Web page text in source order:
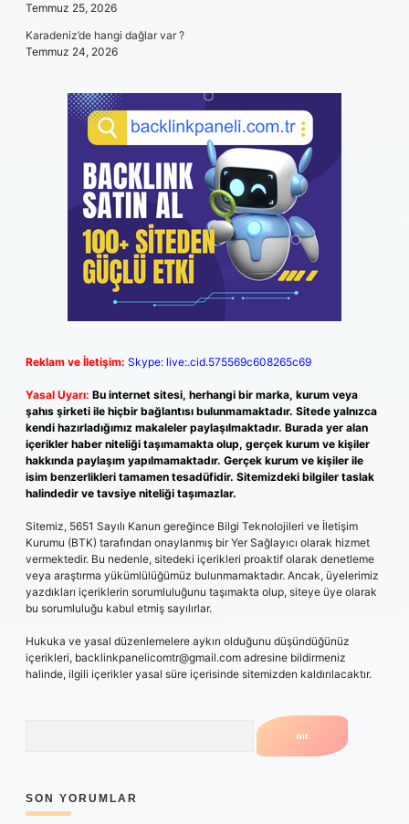
Temmuz 25, 2026
Karadeniz’de hangi dağlar var ?
Temmuz 24, 2026
Reklam ve İletişim: Skype: live:.cid.575569c608265c69
Yasal Uyarı: Bu internet sitesi, herhangi bir marka, kurum veya
şahıs şirketi ile hiçbir bağlantısı bulunmamaktadır. Sitede yalnızca
kendi hazırladığımız makaleler paylaşılmaktadır. Burada yer alan
içerikler haber niteliği taşımamakta olup, gerçek kurum ve kişiler
hakkında paylaşım yapılmamaktadır. Gerçek kurum ve kişiler ile
isim benzerlikleri tamamen tesadüfidir. Sitemizdeki bilgiler taslak
halindedir ve tavsiye niteliği taşımazlar.
Sitemiz, 5651 Sayılı Kanun gereğince Bilgi Teknolojileri ve İletişim
Kurumu (BTK) tarafından onaylanmış bir Yer Sağlayıcı olarak hizmet
vermektedir. Bu nedenle, sitedeki içerikleri proaktif olarak denetleme
veya araştırma yükümlülüğümüz bulunmamaktadır. Ancak, üyelerimiz
yazdıkları içeriklerin sorumluluğunu taşımakta olup, siteye üye olarak
bu sorumluluğu kabul etmiş sayılırlar.
Hukuka ve yasal düzenlemelere aykırı olduğunu düşündüğünüz
içerikleri, backlinkpanelicomtr@gmail.com adresine bildirmeniz
halinde, ilgili içerikler yasal süre içerisinde sitemizden kaldırılacaktır.
SON YORUMLAR